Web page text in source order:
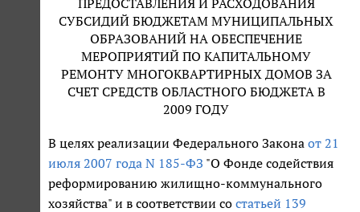
ПРЕДОСТАВЛЕНИЯ И РАСХОДОВАНИЯ
СУБСИДИЙ БЮДЖЕТАМ МУНИЦИПАЛЬНЫХ
ОБРАЗОВАНИЙ НА ОБЕСПЕЧЕНИЕ
МЕРОПРИЯТИЙ ПО КАПИТАЛЬНОМУ
РЕМОНТУ МНОГОКВАРТИРНЫХ ДОМОВ ЗА
СЧЕТ СРЕДСТВ ОБЛАСТНОГО БЮДЖЕТА В
2009 ГОДУ
В целях реализации Федерального Закона от 21
июля 2007 года N 185-ФЗ "О Фонде содействия
реформированию жилищно-коммунального
хозяйства" и в соответствии со статьей 139